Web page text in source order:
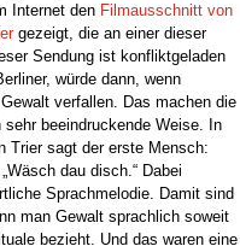
Internet den Filmausschnitt von
gezeigt, die an einer dieser
Sendung ist konfliktgeladen
würde dann, wenn
verfallen. Das machen die
beeindruckende Weise. In
Trier sagt der erste Mensch:
dau disch.“ Dabei
Sprachmelodie. Damit sind
man Gewalt sprachlich soweit
bezieht. Und das waren eine